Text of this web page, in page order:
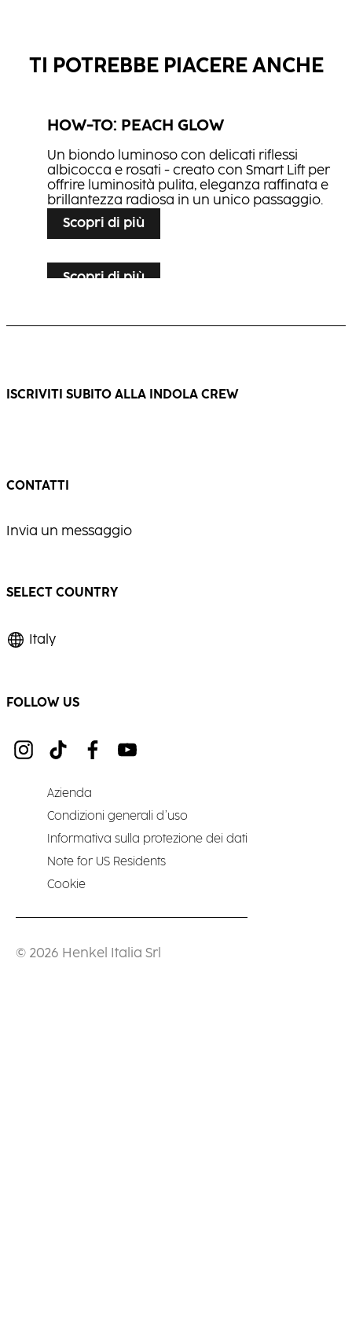
NN2
BLONDE EXPERT Lightener 9+
BLONDE EXPERT Pastels
CREAM DEVELOPER
Insta Strong Shampoo
BLONDE EXPERT
Insta strong treatment
BLONDE EXPERT
Insta strong leave-in cream
BLONDE EXPERT
Shine Wax
TI POTREBBE PIACERE ANCHE
HOW-TO: PEACH GLOW
Un biondo luminoso con delicati riflessi
albicocca e rosati - creato con Smart Lift per
offrire luminosità pulita, eleganza raffinata e
brillantezza radiosa in un unico passaggio.
Scopri di più
Scopri di più
ISCRIVITI SUBITO ALLA INDOLA CREW
CONTATTI
Invia un messaggio
SELECT COUNTRY
Italy
FOLLOW US
Azienda
Condizioni generali d’uso
Informativa sulla protezione dei dati
Note for US Residents
Cookie
© 2026 Henkel Italia Srl